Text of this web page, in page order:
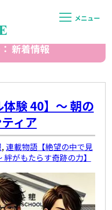
メニュー
新着情報
体験 40】〜 朝の
ィア
,連載物語【絶望の中で見
絆がもたらす奇跡の力】